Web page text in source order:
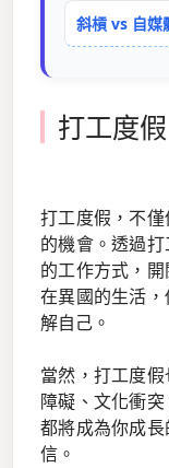
斜槓 vs 自媒
打工度
打工度假，不
的機會。透過
的工作方式，
在異國的生活
解自己。
當然，打工度
障礙、文化衝
都將成為你成
信。